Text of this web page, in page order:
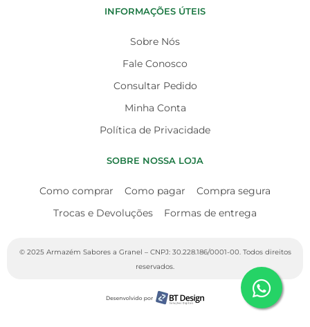
INFORMAÇÕES ÚTEIS
Sobre Nós
Fale Conosco
Consultar Pedido
Minha Conta
Política de Privacidade
SOBRE NOSSA LOJA
Como comprar Como pagar
Compra segura
Trocas e Devoluções
Formas de entrega
© 2025 Armazém Sabores a Granel – CNPJ: 30.228.186/0001-00. Todos direitos
reservados.